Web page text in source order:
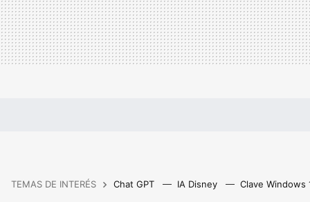
TEMAS DE INTERÉS Chat GPT IA Disney Clave Windows